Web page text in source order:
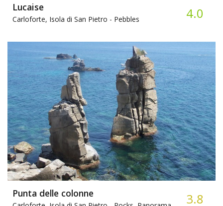
Lucaise
Carloforte, Isola di San Pietro - Pebbles 4.0
Punta delle colonne 3.8